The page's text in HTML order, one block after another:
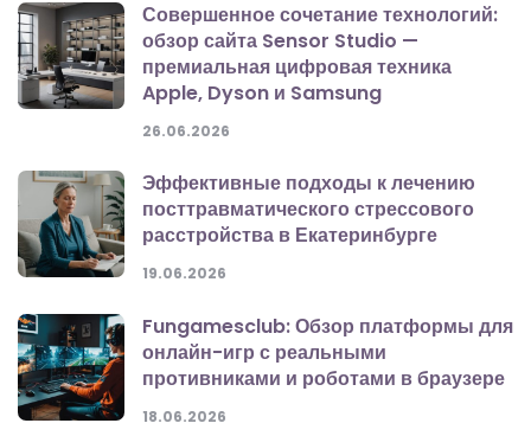
Совершенное сочетание технологий:
обзор сайта Sensor Studio —
премиальная цифровая техника
Apple, Dyson и Samsung
26.06.2026
Эффективные подходы к лечению
посттравматического стрессового
расстройства в Екатеринбурге
19.06.2026
Fungamesclub: Обзор платформы для
онлайн-игр с реальными
противниками и роботами в браузере
18.06.2026